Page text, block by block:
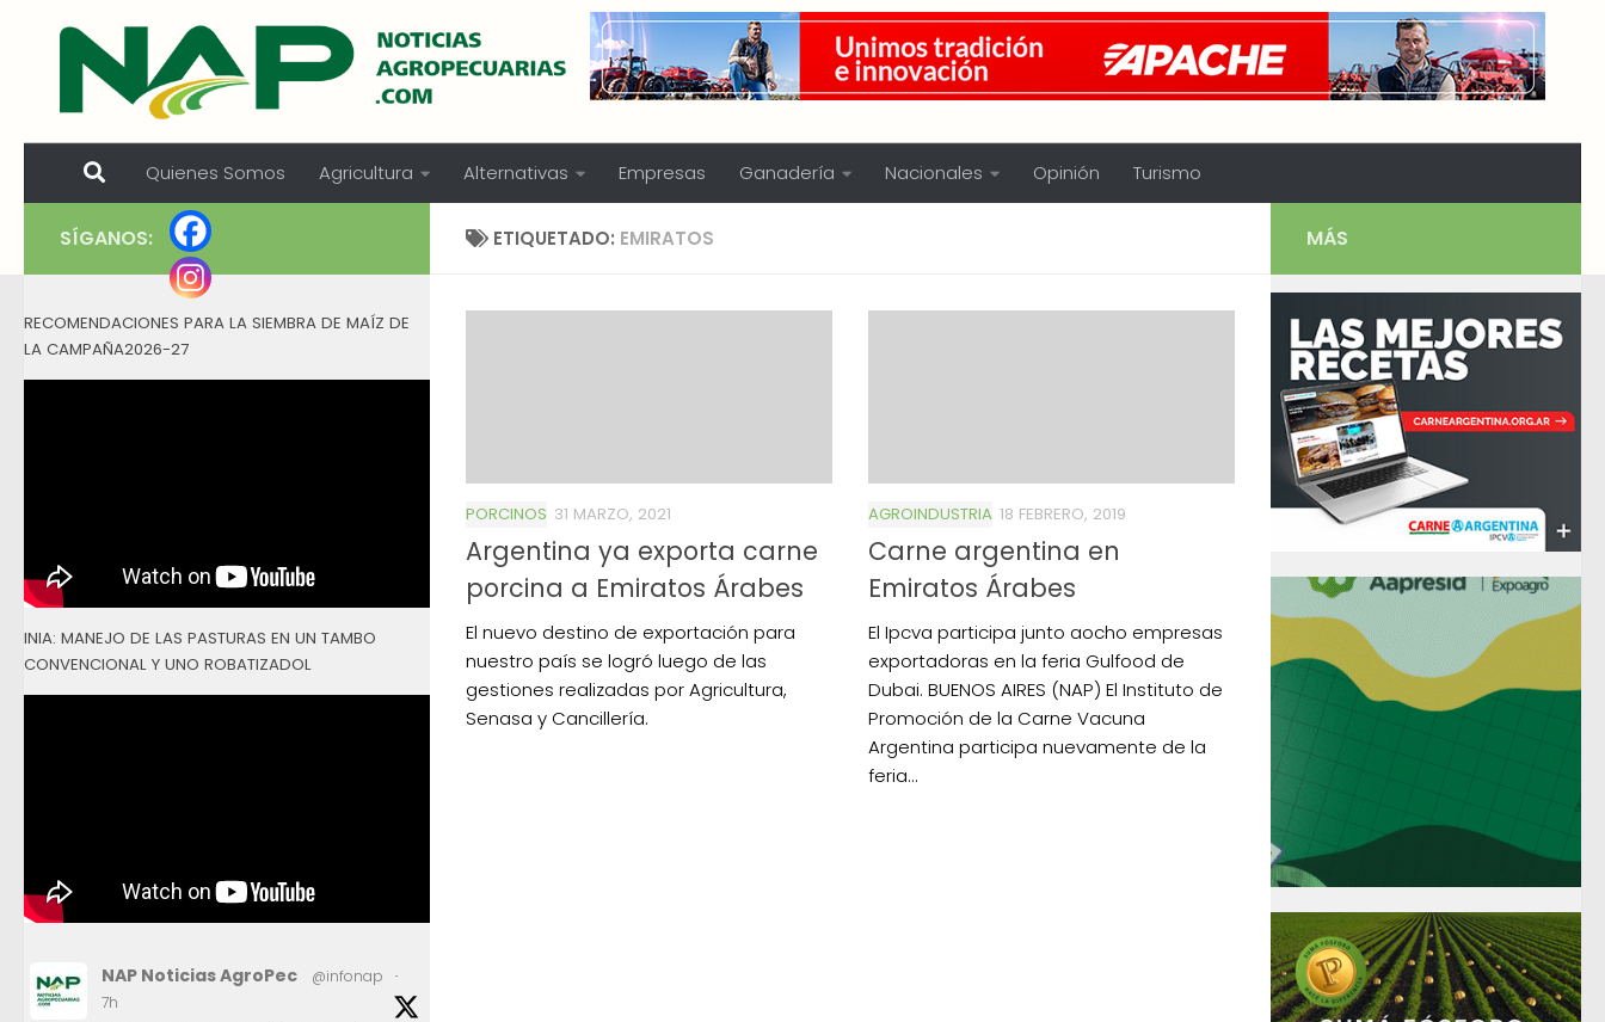
Skip to content
Quienes Somos Agricultura Alternativas Empresas Ganadería Nacionales Opinión Turismo
ETIQUETADO: EMIRATOS
PORCINOS 31 MARZO, 2021
Argentina ya exporta carne
porcina a Emiratos Árabes
El nuevo destino de exportación para
nuestro país se logró luego de las
gestiones realizadas por Agricultura,
Senasa y Cancillería.
AGROINDUSTRIA 18 FEBRERO, 2019
Carne argentina en
Emiratos Árabes
El Ipcva participa junto aocho empresas
exportadoras en la feria Gulfood de
Dubai. BUENOS AIRES (NAP) El Instituto de
Promoción de la Carne Vacuna
Argentina participa nuevamente de la
feria...
SÍGANOS:
RECOMENDACIONES PARA LA SIEMBRA DE MAÍZ DE
LA CAMPAÑA2026-27
INIA: MANEJO DE LAS PASTURAS EN UN TAMBO
CONVENCIONAL Y UNO ROBATIZADOL
NAP Noticias AgroPec @infonap
·
7h
MÁS